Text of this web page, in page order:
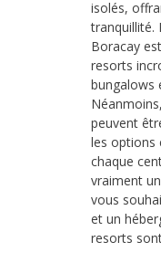
isolés,
tranquillité.
Boracay
resorts
bungalows
peuvent
les options
chaque
vraiment
vous
et un
resorts